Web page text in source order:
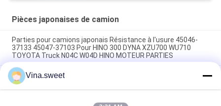
Pièces japonaises de camion
Parties pour camions japonais Résistance à l'usure 45046-
37133 45047-37103 Pour HINO 300 DYNA XZU700 WU710
TOYOTA Truck N04C W04D HINO MOTEUR PARTIES
Parties pour camions japonais Résistance à l'usure 45430-
1740 45420-1740 Pour HINO SUPERNGER RK1J AK3H F3H
Électrovanne Denso SVC 294009-1221 33130-45700 pour
Vina.sweet